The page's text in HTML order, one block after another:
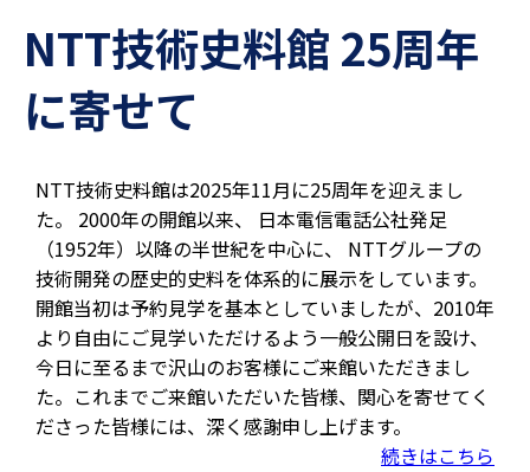
NTT技術史料館 25周年
に寄せて
NTT技術史料館は2025年11月に25周年を迎えまし
た。 2000年の開館以来、 日本電信電話公社発足
（1952年）以降の半世紀を中心に、 NTTグループの
技術開発の歴史的史料を体系的に展示をしています。
開館当初は予約見学を基本としていましたが、2010年
より自由にご見学いただけるよう一般公開日を設け、
今日に至るまで沢山のお客様にご来館いただきまし
た。これまでご来館いただいた皆様、関心を寄せてく
ださった皆様には、深く感謝申し上げます。
続きはこちら